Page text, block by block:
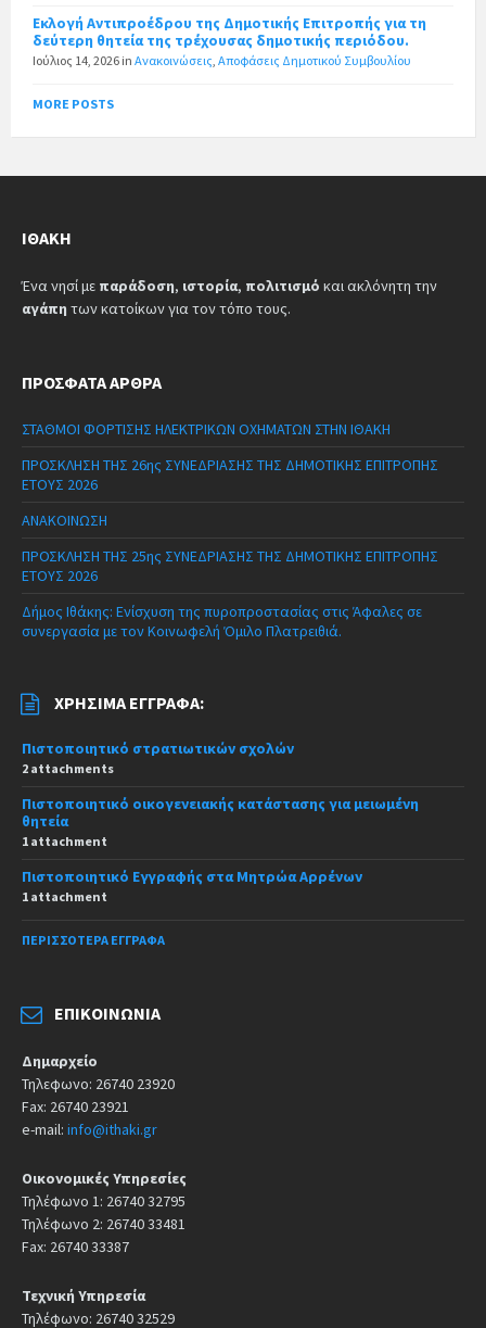
Εκλογή Αντιπροέδρου της Δημοτικής Επιτροπής για τη
δεύτερη θητεία της τρέχουσας δημοτικής περιόδου.
Ιούλιος 14, 2026 in Ανακοινώσεις, Αποφάσεις Δημοτικού Συμβουλίου
MORE POSTS
ΙΘΆΚΗ
Ένα νησί με παράδοση, ιστορία, πολιτισμό και ακλόνητη την
αγάπη των κατοίκων για τον τόπο τους.
ΠΡΌΣΦΑΤΑ ΆΡΘΡΑ
ΣΤΑΘΜΟΙ ΦΟΡΤΙΣΗΣ ΗΛΕΚΤΡΙΚΩΝ ΟΧΗΜΑΤΩΝ ΣΤΗΝ ΙΘΑΚΗ
ΠΡΟΣΚΛΗΣΗ ΤΗΣ 26ης ΣΥΝΕΔΡΙΑΣΗΣ ΤΗΣ ΔΗΜΟΤΙΚΗΣ ΕΠΙΤΡΟΠΗΣ
ΕΤΟΥΣ 2026
ΑΝΑΚΟΙΝΩΣΗ
ΠΡΟΣΚΛΗΣΗ ΤΗΣ 25ης ΣΥΝΕΔΡΙΑΣΗΣ ΤΗΣ ΔΗΜΟΤΙΚΗΣ ΕΠΙΤΡΟΠΗΣ
ΕΤΟΥΣ 2026
Δήμος Ιθάκης: Ενίσχυση της πυροπροστασίας στις Άφαλες σε
συνεργασία με τον Κοινωφελή Όμιλο Πλατρειθιά.
ΧΡΉΣΙΜΑ ΈΓΓΡΑΦΑ:
Πιστοποιητικό στρατιωτικών σχολών
2 attachments
Πιστοποιητικό οικογενειακής κατάστασης για μειωμένη
θητεία
1 attachment
Πιστοποιητικό Εγγραφής στα Μητρώα Αρρένων
1 attachment
ΠΕΡΙΣΣΌΤΕΡΑ ΈΓΓΡΑΦΑ
ΕΠΙΚΟΙΝΩΝΊΑ
Δημαρχείο
Τηλεφωνο: 26740 23920
Fax: 26740 23921
e-mail: info@ithaki.gr
Οικονομικές Υπηρεσίες
Τηλέφωνο 1: 26740 32795
Τηλέφωνο 2: 26740 33481
Fax: 26740 33387
Τεχνική Υπηρεσία
Τηλέφωνο: 26740 32529